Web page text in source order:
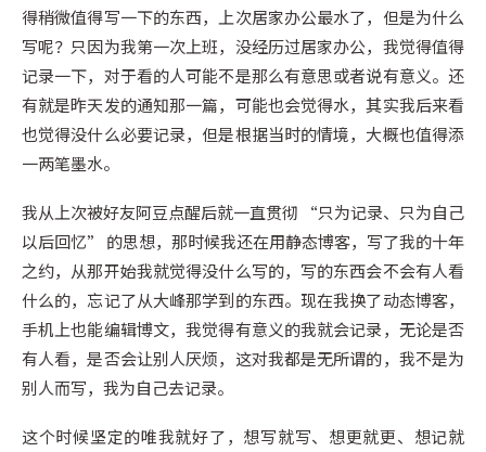
得稍微值得写一下的东西，上次居家办公最水了，但是为什么
写呢？只因为我第一次上班，没经历过居家办公，我觉得值得
记录一下，对于看的人可能不是那么有意思或者说有意义。还
有就是昨天发的通知那一篇，可能也会觉得水，其实我后来看
也觉得没什么必要记录，但是根据当时的情境，大概也值得添
一两笔墨水。
我从上次被好友阿豆点醒后就一直贯彻 “只为记录、只为自己
以后回忆” 的思想，那时候我还在用静态博客，写了我的十年
之约，从那开始我就觉得没什么写的，写的东西会不会有人看
什么的，忘记了从大峰那学到的东西。现在我换了动态博客，
手机上也能编辑博文，我觉得有意义的我就会记录，无论是否
有人看，是否会让别人厌烦，这对我都是无所谓的，我不是为
别人而写，我为自己去记录。
这个时候坚定的唯我就好了，想写就写、想更就更、想记就